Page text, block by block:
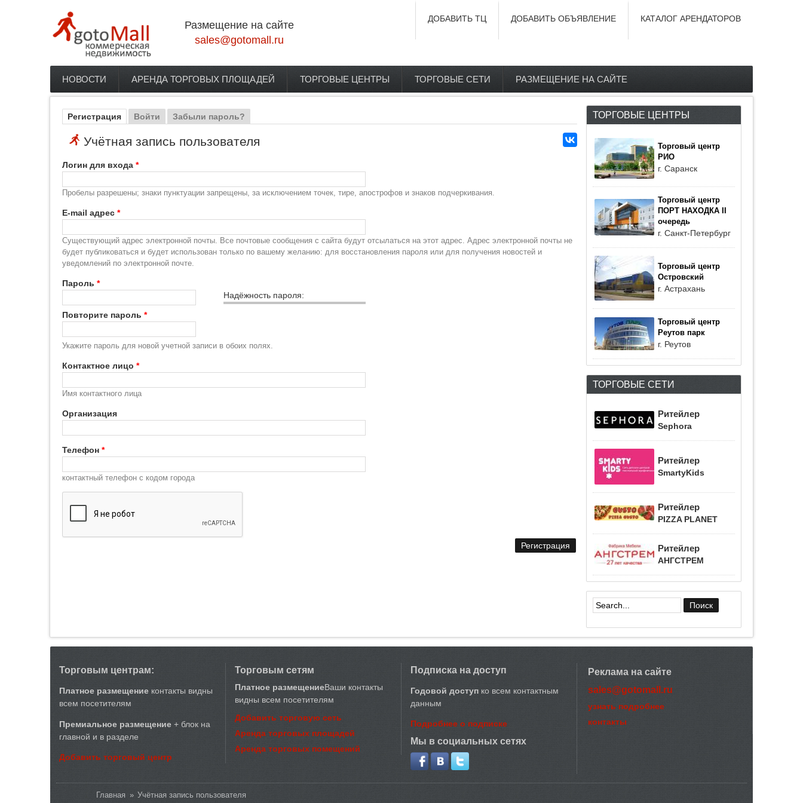
Размещение на сайте
sales@gotomall.ru
КАТАЛОГ АРЕНДАТОРОВ
ДОБАВИТЬ ОБЪЯВЛЕНИЕ
ДОБАВИТЬ ТЦ
Главное меню
НОВОСТИ АРЕНДА ТОРГОВЫХ ПЛОЩАДЕЙ ТОРГОВЫЕ ЦЕНТРЫ ТОРГОВЫЕ СЕТИ РАЗМЕЩЕНИЕ НА САЙТЕ
Главные вкладки
Регистрация (активная вкладка)
Войти Забыли пароль?
Учётная запись пользователя
Логин для входа *
Пробелы разрешены; знаки пунктуации запрещены, за исключением точек, тире, апострофов и знаков подчеркивания.
E-mail адрес *
Существующий адрес электронной почты. Все почтовые сообщения с сайта будут отсылаться на этот адрес. Адрес электронной почты не
будет публиковаться и будет использован только по вашему желанию: для восстановления пароля или для получения новостей и
уведомлений по электронной почте.
Надёжность пароля:
Пароль *
Повторите пароль *
Укажите пароль для новой учетной записи в обоих полях.
Контактное лицо *
Имя контактного лица
Организация
Телефон *
контактный телефон с кодом города
ТОРГОВЫЕ ЦЕНТРЫ
Торговый центр
РИО
г. Саранск
Торговый центр
ПОРТ НАХОДКА II
очередь
г. Санкт-Петербург
Торговый центр
Островский
г. Астрахань
Торговый центр
Реутов парк
г. Реутов
ТОРГОВЫЕ СЕТИ
Ритейлер
Sephora
Ритейлер
SmartyKids
Ритейлер
PIZZA PLANET
Ритейлер
АНГСТРЕМ
Форма поиска
Торговым центрам:
Платное размещение контакты видны
всем посетителям
Премиальное размещение + блок на
главной и в разделе
Добавить торговый центр
Торговым сетям
Платное размещениеВаши контакты
видны всем посетителям
Добавить торговую сеть
Аренда торговых площадей
Аренда торговых помещений
Подписка на доступ
Годовой доступ ко всем контактным
данным
Подробнее о подписке
Мы в социальных сетях
Реклама на сайте
sales@gotomall.ru
узнать подробнее
контакты
Главная » Учётная запись пользователя